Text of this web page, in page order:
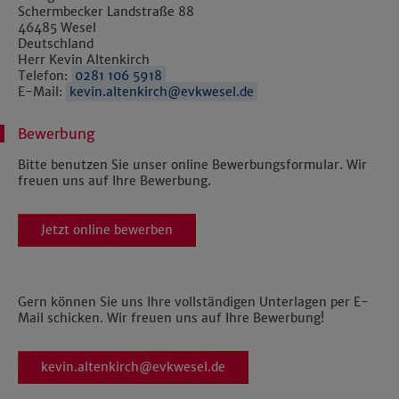
Schermbecker Landstraße 88
46485 Wesel
Deutschland
Herr Kevin Altenkirch
Telefon: 0281 106 5918
E-Mail: kevin.altenkirch@evkwesel.de
Bewerbung
Bitte benutzen Sie unser online Bewerbungsformular. Wir
freuen uns auf Ihre Bewerbung.
Jetzt online bewerben
Gern können Sie uns Ihre vollständigen Unterlagen per E-
Mail schicken. Wir freuen uns auf Ihre Bewerbung!
kevin.altenkirch@evkwesel.de